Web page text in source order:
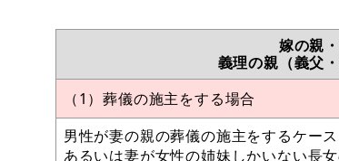
嫁の親
義理の親（義父
（1）葬儀の施主をする場合
男性が妻の親の葬儀の施主をするケー
あるいは妻が女性の姉妹しかいない長